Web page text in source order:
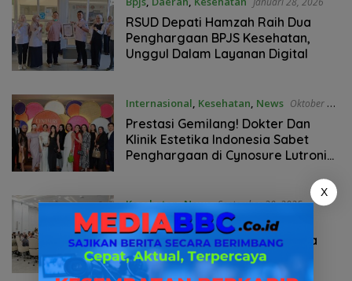
RSUD Depati Hamzah Raih Dua
Penghargaan BPJS Kesehatan,
Unggul Dalam Layanan Digital
Internasional, Kesehatan, News Oktober 3,
2025
Prestasi Gemilang! Dokter Dan
Klinik Estetika Indonesia Sabet
Penghargaan di Cynosure Lutronic
Kesehatan,News September 30, 2025
Pemerintah Siapkan Kartu
Kesejahteraan dan Kartu Usaha
untuk Percepat Pengentasan
Kemiskinan
X